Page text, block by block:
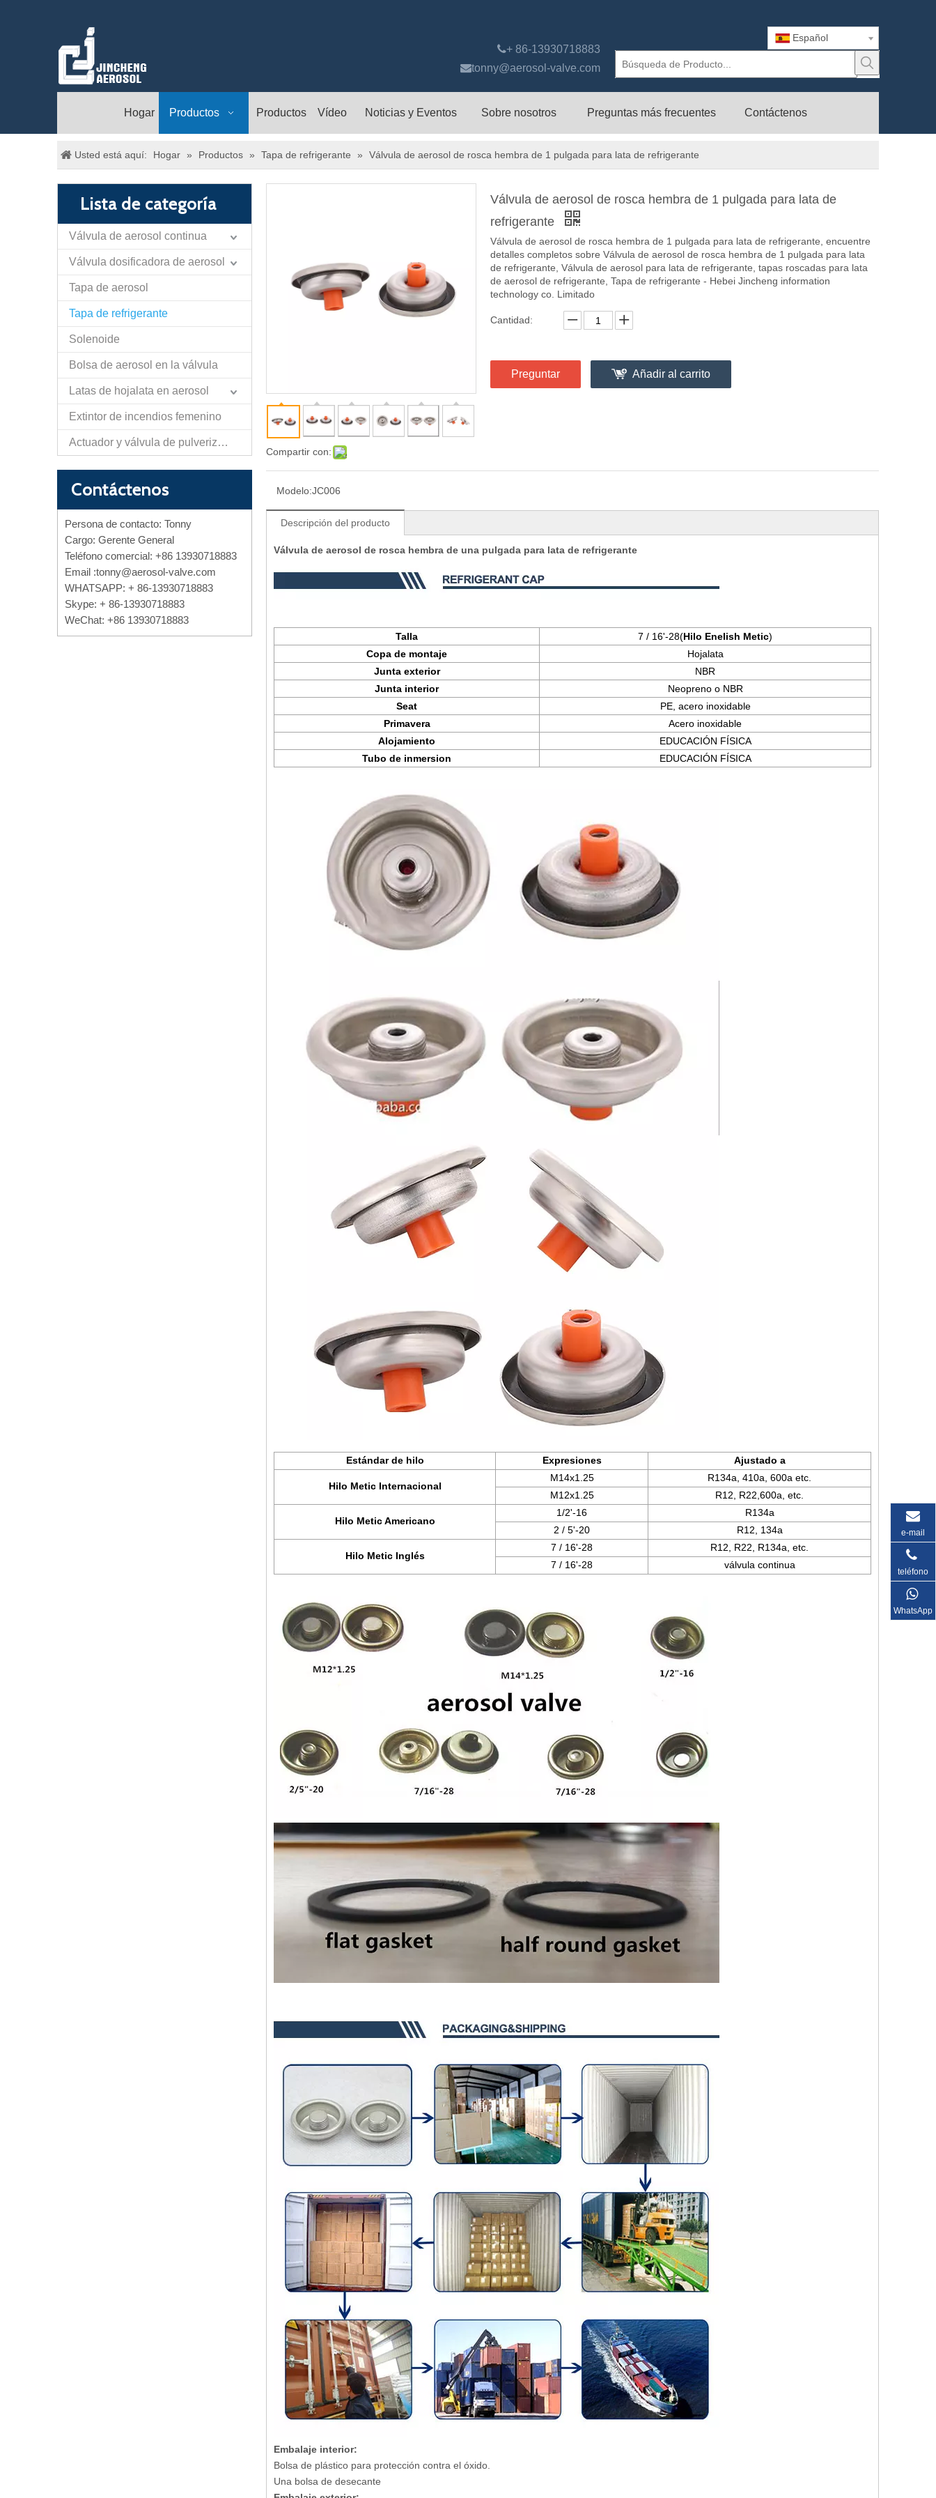
+ 86-13930718883
tonny@aerosol-valve.com
Español
Hogar Productos Productos Vídeo Noticias y Eventos Sobre nosotros Preguntas más frecuentes Contáctenos
Usted está aquí: Hogar » Productos » Tapa de refrigerante » Válvula de aerosol de rosca hembra de 1 pulgada para lata de refrigerante
Lista de categoría
Válvula de aerosol continua
Válvula dosificadora de aerosol
Tapa de aerosol
Tapa de refrigerante
Solenoide
Bolsa de aerosol en la válvula
Latas de hojalata en aerosol
Extintor de incendios femenino
Actuador y válvula de pulverización de papel de autodefensa
Contáctenos
Persona de contacto: Tonny
Cargo: Gerente General
Teléfono comercial: +86 13930718883
Email :tonny@aerosol-valve.com
WHATSAPP: + 86-13930718883
Skype: + 86-13930718883
WeChat: +86 13930718883
Compartir con:
Válvula de aerosol de rosca hembra de 1 pulgada para lata de
refrigerante
Válvula de aerosol de rosca hembra de 1 pulgada para lata de refrigerante, encuentre
detalles completos sobre Válvula de aerosol de rosca hembra de 1 pulgada para lata
de refrigerante, Válvula de aerosol para lata de refrigerante, tapas roscadas para lata
de aerosol de refrigerante, Tapa de refrigerante - Hebei Jincheng information
technology co. Limitado
Cantidad:
Preguntar Añadir al carrito
Modelo:JC006
Descripción del producto
Válvula de aerosol de rosca hembra de una pulgada para lata de refrigerante
Talla 7 / 16'-28(Hilo Enelish Metic)
Copa de montaje
Hojalata
Junta exterior
NBR
Junta interior
Neopreno o NBR
Seat
PE, acero inoxidable
Primavera
Acero inoxidable
Alojamiento
EDUCACIÓN FÍSICA
Tubo de inmersion
EDUCACIÓN FÍSICA
Estándar de hilo Expresiones Ajustado a
Hilo Metic Internacional
M14x1.25
R134a, 410a, 600a etc.
M12x1.25
R12, R22,600a, etc.
Hilo Metic Americano
1/2'-16
R134a
2 / 5'-20
R12, 134a
Hilo Metic Inglés
7 / 16'-28
R12, R22, R134a, etc.
7 / 16'-28
válvula continua
Embalaje interior:
Bolsa de plástico para protección contra el óxido.
Una bolsa de desecante
e-mail
teléfono
WhatsApp